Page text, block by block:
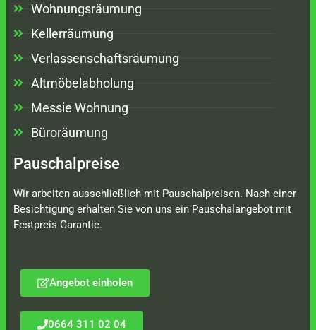
Wohnungsräumung
Kellerräumung
Verlassenschaftsräumung
Altmöbelabholung
Messie Wohnung
Büroräumung
Pauschalpreise
Wir arbeiten ausschließlich mit Pauschalpreisen. Nach einer
Besichtigung erhalten Sie von uns ein Pauschalangebot mit
Festpreis Garantie.
Angebot einholen
0664 311 02 04